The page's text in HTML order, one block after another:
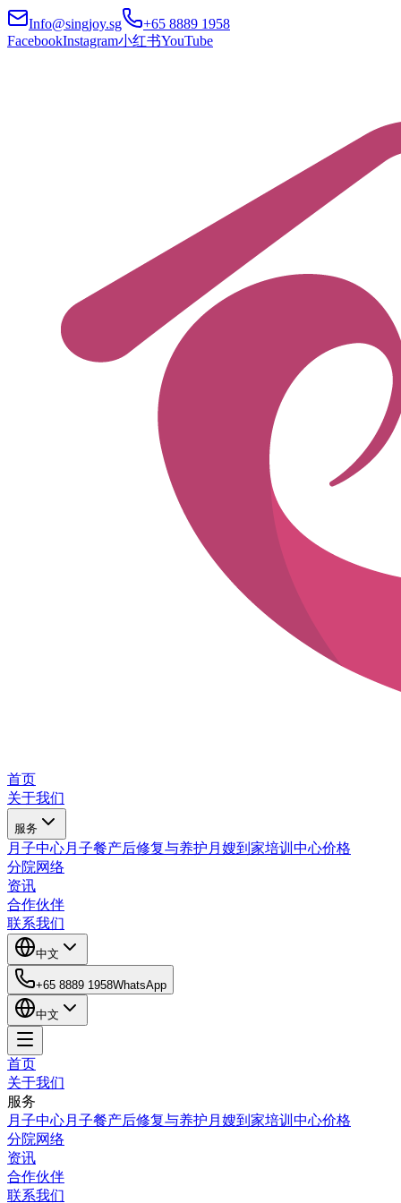
Info@singjoy.sg
+65 8889 1958
FacebookInstagram小红书YouTube
首页
关于我们
服务
月子中心月子餐产后修复与养护 月嫂到家培训中心价格
分院网络
资讯
合作伙伴
联系我们
中文
+65 8889 1958WhatsApp
中文
首页
关于我们
服务
月子中心月子餐产后修复与养护 月嫂到家培训中心价格
分院网络
资讯
合作伙伴
联系我们